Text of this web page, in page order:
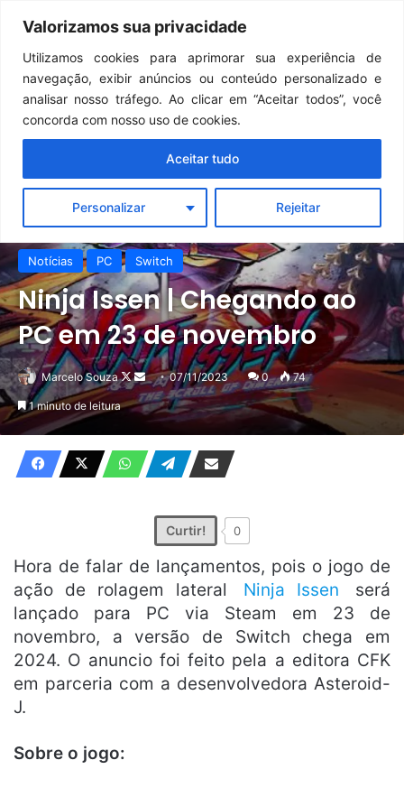
Valorizamos sua privacidade
Utilizamos cookies para aprimorar sua experiência de
navegação, exibir anúncios ou conteúdo personalizado e
analisar nosso tráfego. Ao clicar em “Aceitar todos”, você
concorda com nosso uso de cookies.
Personalizar Rejeitar
Aceitar tudo
Menu
Notícias PC Switch
Ninja Issen | Chegando ao
PC em 23 de novembro
Marcelo Souza
Follow
on
Mande
um
e-
07/11/2023 0 74
1 minuto de leitura
Curtir! 0
Hora de falar de lançamentos, pois o jogo de
ação de rolagem lateral
Ninja Issen
será
lançado para PC via Steam em 23 de
novembro, a versão de Switch chega em
2024. O anuncio foi feito pela a editora CFK
em parceria com a desenvolvedora Asteroid-
J.
Sobre o jogo: